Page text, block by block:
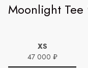
Moonlight
XS
47 000 ₽